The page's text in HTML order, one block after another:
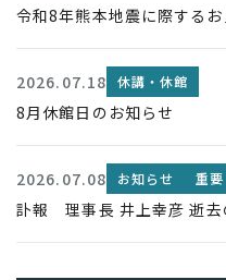
令和8年熊本地震に際する
2026.07.18 休講・休館
8月休館日のお知らせ
2026.07.08 お知らせ 重要
訃報 理事長 井上幸彦 逝去